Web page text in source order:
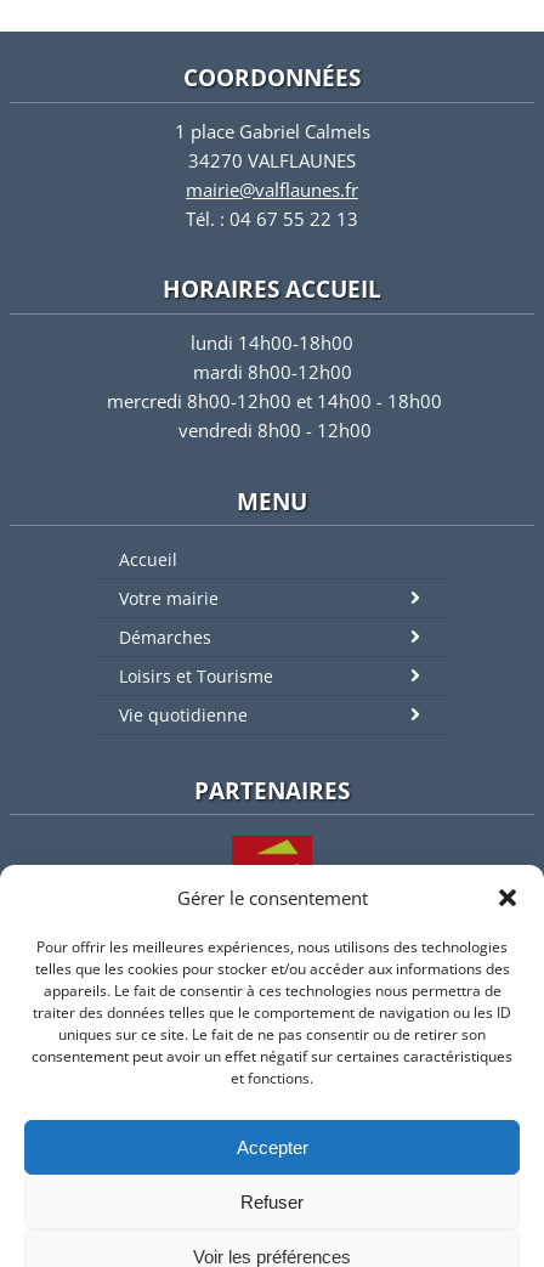
Gérer le consentement
Pour offrir les meilleures expériences, nous utilisons des technologies
telles que les cookies pour stocker et/ou accéder aux informations des
appareils. Le fait de consentir à ces technologies nous permettra de
traiter des données telles que le comportement de navigation ou les ID
uniques sur ce site. Le fait de ne pas consentir ou de retirer son
consentement peut avoir un effet négatif sur certaines caractéristiques
et fonctions.
Accepter
Refuser
Voir les préférences
COORDONNÉES
1 place Gabriel Calmels
34270 VALFLAUNES
mairie@valflaunes.fr
Tél. : 04 67 55 22 13
HORAIRES ACCUEIL
lundi 14h00-18h00
mardi 8h00-12h00
mercredi 8h00-12h00 et 14h00 - 18h00
vendredi 8h00 - 12h00
MENU
Accueil
Votre mairie
Démarches
Loisirs et Tourisme
Vie quotidienne
PARTENAIRES
L'intercommunalité
Intramuros
Suivez-nous sur Facebook
Site